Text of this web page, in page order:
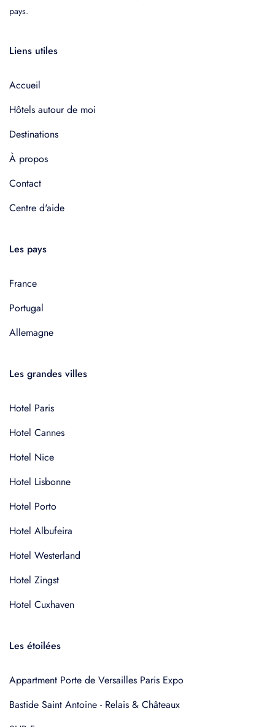
pays.
Liens utiles
Accueil
Hôtels autour de moi
Destinations
À propos
Contact
Centre d'aide
Les pays
France
Portugal
Allemagne
Les grandes villes
Hotel Paris
Hotel Cannes
Hotel Nice
Hotel Lisbonne
Hotel Porto
Hotel Albufeira
Hotel Westerland
Hotel Zingst
Hotel Cuxhaven
Les étoilées
Appartment Porte de Versailles Paris Expo
Bastide Saint Antoine - Relais & Châteaux